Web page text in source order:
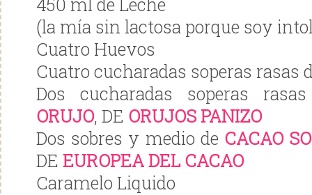
(la mía sin lactosa porque soy
Cuatro Huevos
Cuatro cucharadas soperas rasas
Dos cucharadas soperas
ORUJO, DE ORUJOS PANIZO
Dos sobres y medio de CACAO
DE EUROPEA DEL CACAO
Caramelo Liquido